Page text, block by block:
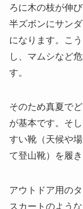
ろに木の枝が伸
半ズボンにサン
になります。こ
し、マムシなど
す。
そのため真夏で
が基本です。そ
すい靴（天候や
て登山靴）を履き
アウトドア用の
スカートのよう